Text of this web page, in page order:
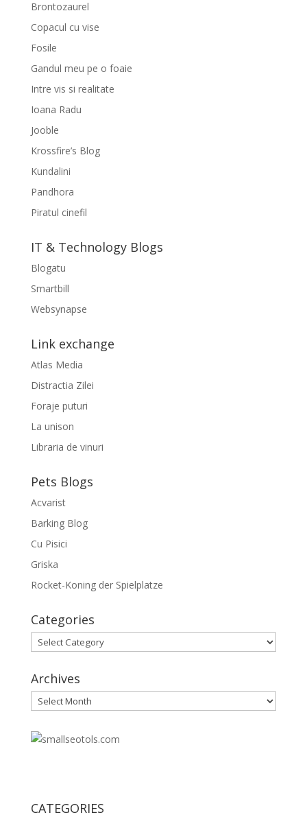
Brontozaurel
Copacul cu vise
Fosile
Gandul meu pe o foaie
Intre vis si realitate
Ioana Radu
Jooble
Krossfire’s Blog
Kundalini
Pandhora
Piratul cinefil
IT & Technology Blogs
Blogatu
Smartbill
Websynapse
Link exchange
Atlas Media
Distractia Zilei
Foraje puturi
La unison
Libraria de vinuri
Pets Blogs
Acvarist
Barking Blog
Cu Pisici
Griska
Rocket-Koning der Spielplatze
Categories
Categories
Archives
Archives
CATEGORIES